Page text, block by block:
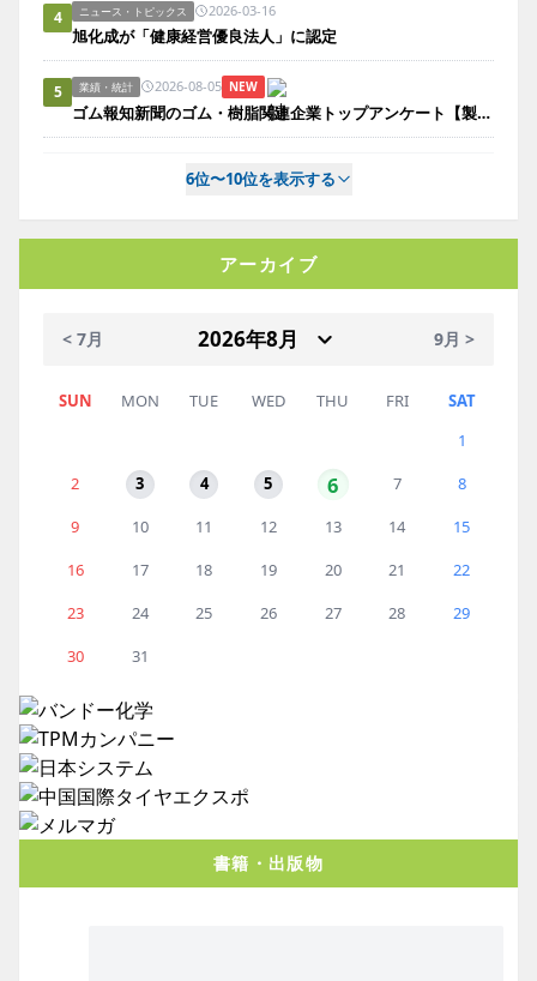
4 ニュース・トピックス 2026-03-16
旭化成が「健康経営優良法人」に認定
5 業績・統計 2026-08-05 NEW
ゴム報知新聞のゴム・樹脂関連企業トップアンケート【製造業編】
6位〜10位を表示する
アーカイブ
< 7月 9月 >
SUN MON TUE WED THU FRI
SAT
1
2
3 4 5 6 7
8
9
10 11 12 13 14
15
16
17 18 19 20 21
22
23
24 25 26 27 28
29
30
31
書籍・出版物